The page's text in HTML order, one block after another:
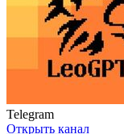
Telegram
Открыть канал